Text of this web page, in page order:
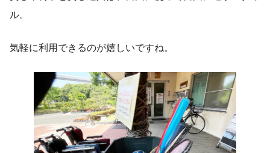
ル。
気軽に利用できるのが嬉しいですね。